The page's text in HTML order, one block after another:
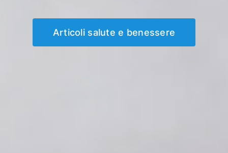
Articoli salute e benessere